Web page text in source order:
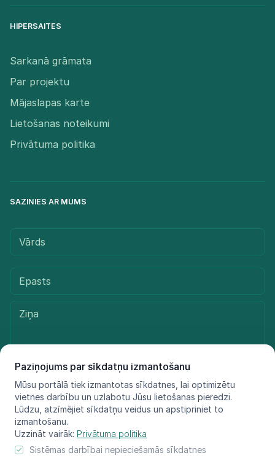
Paziņojums par sīkdatņu izmantošanu
Mūsu portālā tiek izmantotas sīkdatnes, lai optimizētu
vietnes darbību un uzlabotu Jūsu lietošanas pieredzi.
Lūdzu, atzīmējiet sīkdatņu veidus un apstipriniet to
izmantošanu.
Uzzināt vairāk: Privātuma politika
Sistēmas darbībai nepieciešamās sīkdatnes
HIPERSAITES
Sarkanā grāmata
Par projektu
Mājaslapas karte
Lietošanas noteikumi
Privātuma politika
SAZINIES AR MUMS
Sūtīt ziņu